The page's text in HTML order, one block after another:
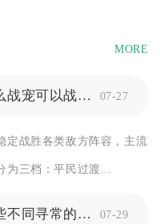
MORE
少年三国志中蜀国选什么战宠可以战胜敌人 07-27
定战胜各类敌方阵容，主流
为三档：平民过渡...
新盗墓笔记三转会有哪些不同寻常的场景描写 07-29